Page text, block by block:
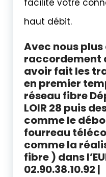
facilité votre
haut débit.
Avec nous
raccordement
avoir fait les
en premier
réseau fibre
LOIR 28 puis
comme le
fourreau
comme la
fibre ) dans
02.90.38.10.92 |